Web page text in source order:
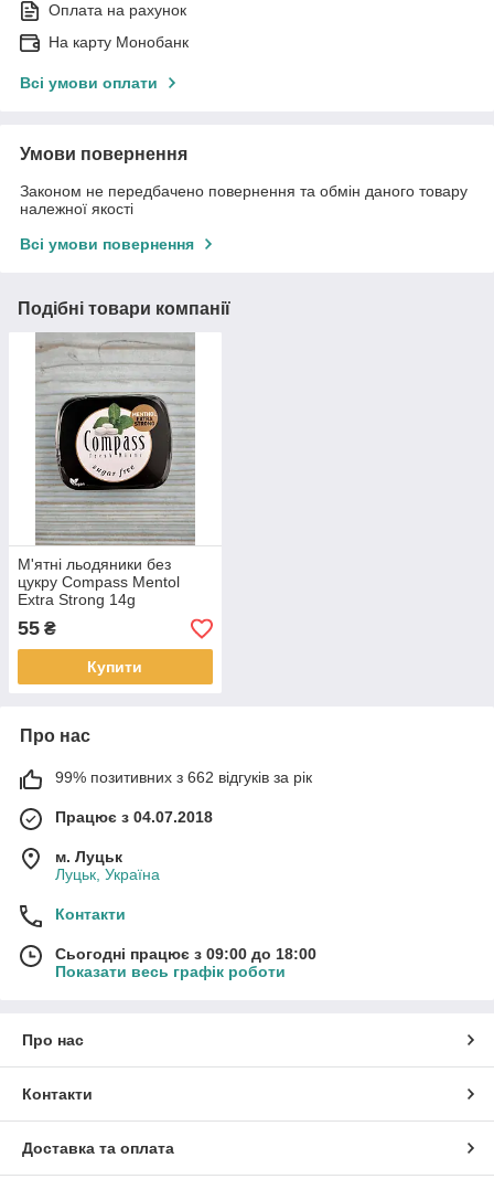
Оплата на рахунок
На карту Монобанк
Всі умови оплати
Умови повернення
Законом не передбачено повернення та обмін даного товару
належної якості
Всі умови повернення
Подібні товари компанії
М'ятні льодяники без
цукру Compass Mentol
Extra Strong 14g
55 ₴
Купити
Про нас
99% позитивних з 662 відгуків за рік
Працює з 04.07.2018
м. Луцьк
Луцьк, Україна
Контакти
Сьогодні працює з 09:00 до 18:00
Показати весь графік роботи
Про нас
Контакти
Доставка та оплата